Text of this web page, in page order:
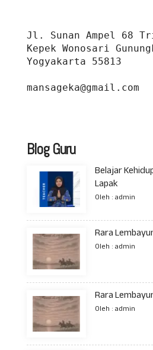
Jl. Sunan Ampel 68
Kepek Wonosari
Yogyakarta 55813
mansageka@gmail.com
Blog Guru
Belajar
Lapak
Oleh : admin
Rara
Oleh : admin
Rara
Oleh : admin